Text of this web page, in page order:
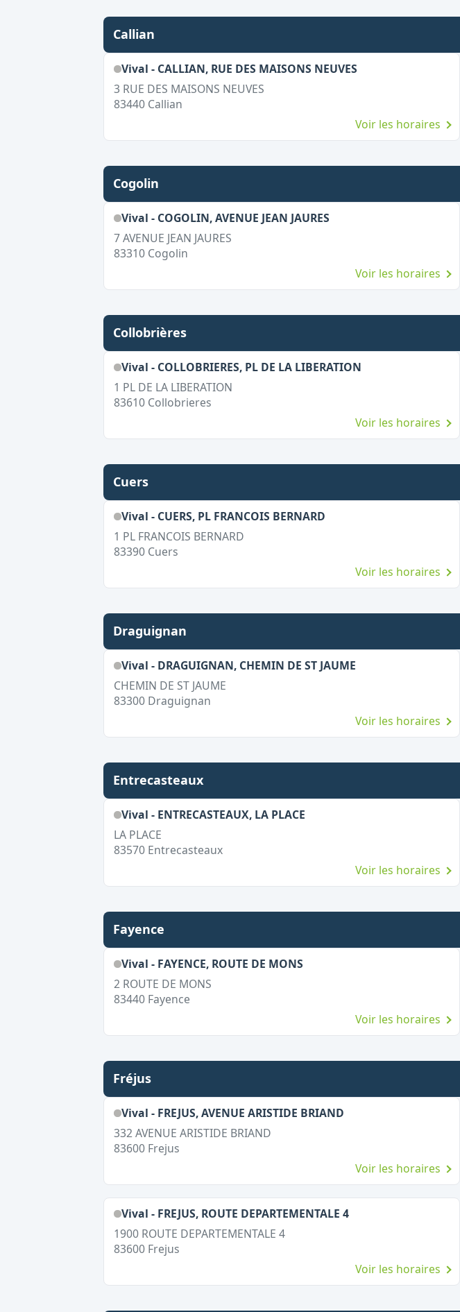
Callian
Vival - CALLIAN, RUE DES MAISONS NEUVES
3 RUE DES MAISONS NEUVES
83440 Callian
Voir les horaires
Cogolin
Vival - COGOLIN, AVENUE JEAN JAURES
7 AVENUE JEAN JAURES
83310 Cogolin
Voir les horaires
Collobrières
Vival - COLLOBRIERES, PL DE LA LIBERATION
1 PL DE LA LIBERATION
83610 Collobrieres
Voir les horaires
Cuers
Vival - CUERS, PL FRANCOIS BERNARD
1 PL FRANCOIS BERNARD
83390 Cuers
Voir les horaires
Draguignan
Vival - DRAGUIGNAN, CHEMIN DE ST JAUME
CHEMIN DE ST JAUME
83300 Draguignan
Voir les horaires
Entrecasteaux
Vival - ENTRECASTEAUX, LA PLACE
LA PLACE
83570 Entrecasteaux
Voir les horaires
Fayence
Vival - FAYENCE, ROUTE DE MONS
2 ROUTE DE MONS
83440 Fayence
Voir les horaires
Fréjus
Vival - FREJUS, AVENUE ARISTIDE BRIAND
332 AVENUE ARISTIDE BRIAND
83600 Frejus
Voir les horaires
Vival - FREJUS, ROUTE DEPARTEMENTALE 4
1900 ROUTE DEPARTEMENTALE 4
83600 Frejus
Voir les horaires